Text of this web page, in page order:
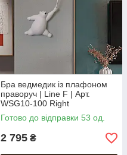
Бра ведмедик із плафоном
праворуч | Line F | Арт.
WSG10-100 Right
Готово до відправки 53 од.
2 795 ₴